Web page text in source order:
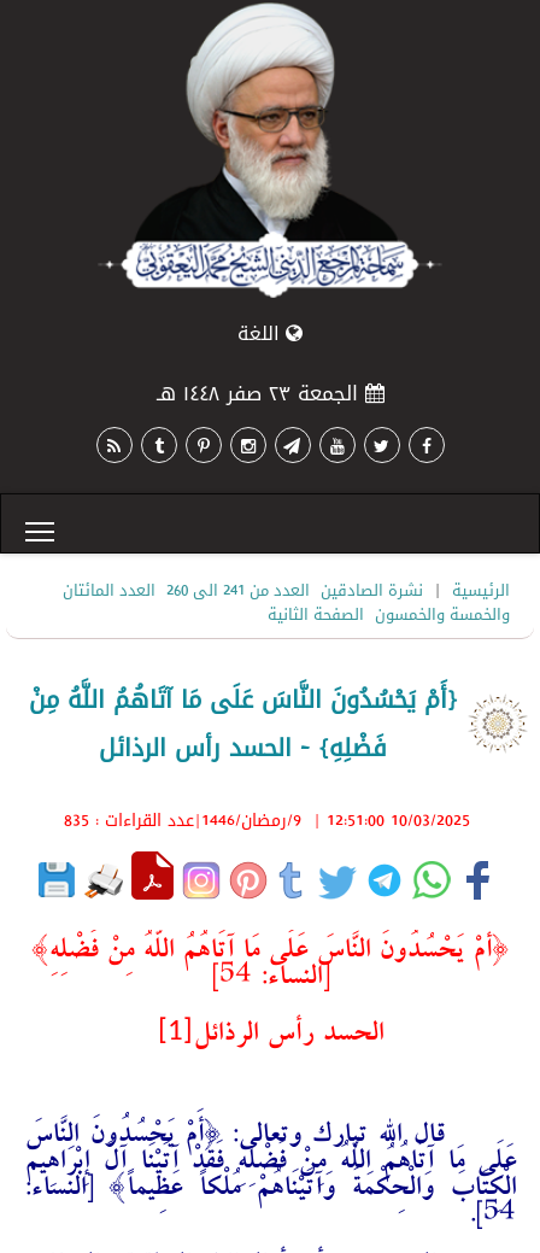
اللغة
الجمعة ٢٣ صفر ١٤٤٨ هـ
الرئيسية | نشرة الصادقين العدد من 241 الى 260
العدد المائتان
والخمسة والخمسون الصفحة الثانية
{أَمْ يَحْسُدُونَ النَّاسَ عَلَى مَا آتَاهُمُ اللَّهُ مِنْ
فَضْلِهِ} - الحسد رأس الرذائل
10/03/2025 12:51:00
| 9/رمضان/1446 |عدد القراءات : 835
{أَمْ يَحْسُدُونَ النَّاسَ عَلَى مَا آتَاهُمُ اللَّهُ مِنْ فَضْلِهِ}
[النساء: 54]
الحسد رأس الرذائل
قال الله تبارك وتعالى: {أَمْ يَحْسُدُونَ النَّاسَ
عَلَى مَا آتَاهُمُ اللَّهُ مِنْ فَضْلِهِ فَقَدْ آتَيْنَا آلَ إِبْرَاهِيمَ
الْكِتَابَ وَالْحِكْمَةَ وَآتَيْنَاهُمْ مُلْكاً عَظِيماً} [النساء:
54].